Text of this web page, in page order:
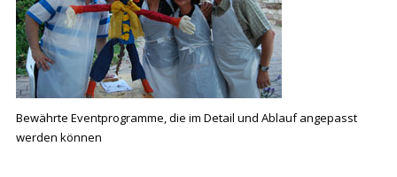
Bewährte Eventprogramme, die im Detail und Ablauf angepasst
werden können